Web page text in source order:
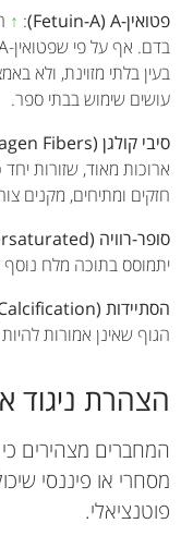
פטואין-A
(Fetuin-A)
:
↑
בעין בלתי מזוינת, ולא
עושים שימוש בבתי ספר.
סיבי קולגן (Collagen Fibers)
ארוכות מאוד, שזורות
חזקים ומתיחים, מקנים
סופר-רוויה (Supersaturated)
יתמוסס בתוכה מלח נוסף
הסתיידות (Calcification)
הגוף שאינן אמורות
הצהרת ניגוד
המחברים מצהירים
מסחרי או פיננסי
פוטנציאלי.